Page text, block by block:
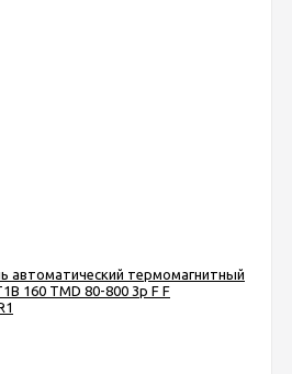
автоматический термомагнитный
160 TMD 80-800 3p F F